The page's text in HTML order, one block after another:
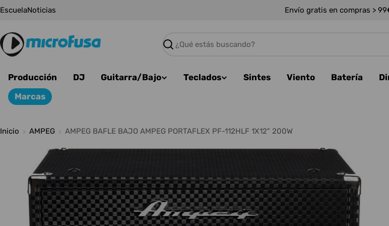
Saltar
EscuelaNoticias Envío gratis en compras >
Buscar
Producción DJ Guitarra/Bajo Teclados Sintes Viento Batería
Marcas
Inicio AMPEG AMPEG BAFLE BAJO AMPEG PORTAFLEX PF-112HLF 1X12" 200W